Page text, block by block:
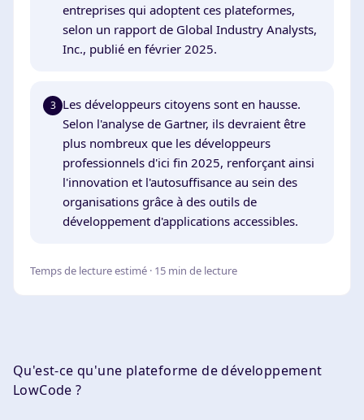
entreprises qui adoptent ces plateformes,
selon un rapport de Global Industry Analysts,
Inc., publié en février 2025.
3 Les développeurs citoyens sont en hausse.
Selon l'analyse de Gartner, ils devraient être
plus nombreux que les développeurs
professionnels d'ici fin 2025, renforçant ainsi
l'innovation et l'autosuffisance au sein des
organisations grâce à des outils de
développement d'applications accessibles.
Temps de lecture estimé · 15 min de lecture
Qu'est-ce qu'une plateforme de développement
LowCode ?